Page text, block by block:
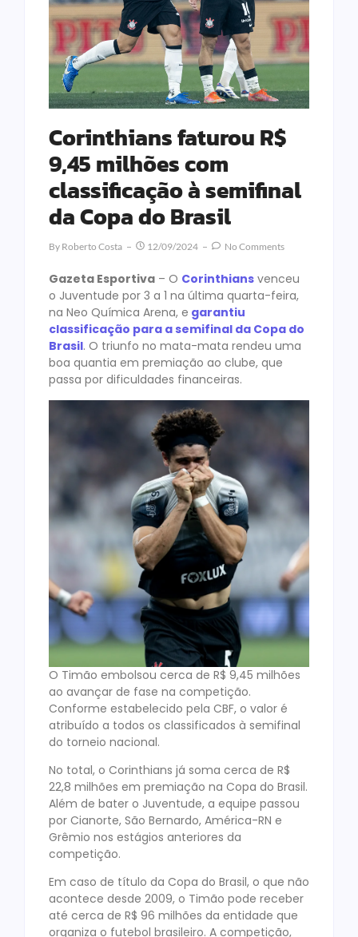
Corinthians faturou R$
9,45 milhões com
classificação à semifinal
da Copa do Brasil
By Roberto Costa 12/09/2024 No Comments
Gazeta Esportiva – O Corinthians venceu
o Juventude por 3 a 1 na última quarta-feira,
na Neo Química Arena, e garantiu
classificação para a semifinal da Copa do
Brasil. O triunfo no mata-mata rendeu uma
boa quantia em premiação ao clube, que
passa por dificuldades financeiras.
O Timão embolsou cerca de R$ 9,45 milhões
ao avançar de fase na competição.
Conforme estabelecido pela CBF, o valor é
atribuído a todos os classificados à semifinal
do torneio nacional.
No total, o Corinthians já soma cerca de R$
22,8 milhões em premiação na Copa do Brasil.
Além de bater o Juventude, a equipe passou
por Cianorte, São Bernardo, América-RN e
Grêmio nos estágios anteriores da
competição.
Em caso de título da Copa do Brasil, o que não
acontece desde 2009, o Timão pode receber
até cerca de R$ 96 milhões da entidade que
organiza o futebol brasileiro. A competição,